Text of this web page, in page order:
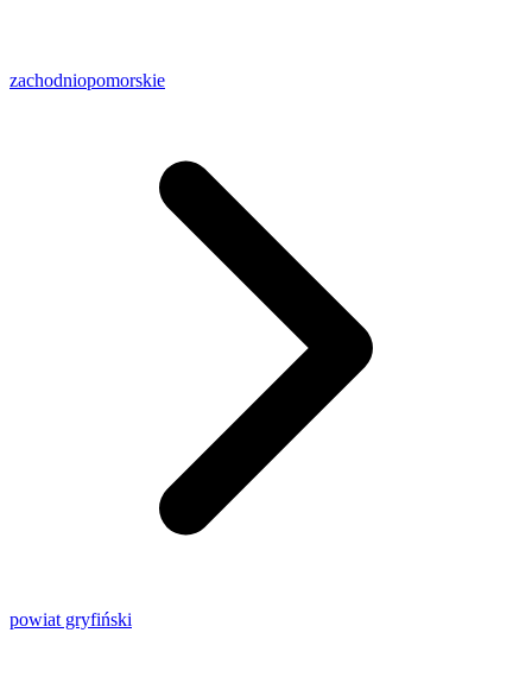
zachodniopomorskie
powiat gryfiński